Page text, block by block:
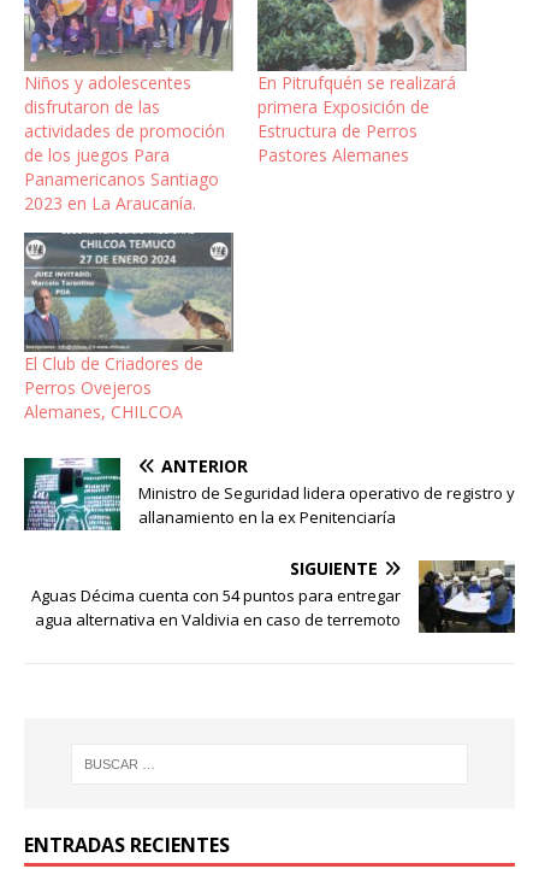
Niños y adolescentes
disfrutaron de las
actividades de promoción
de los juegos Para
Panamericanos Santiago
2023 en La Araucanía.
En Pitrufquén se realizará
primera Exposición de
Estructura de Perros
Pastores Alemanes
El Club de Criadores de
Perros Ovejeros
Alemanes, CHILCOA
ANTERIOR
Ministro de Seguridad lidera operativo de registro y
allanamiento en la ex Penitenciaría
SIGUIENTE
Aguas Décima cuenta con 54 puntos para entregar
agua alternativa en Valdivia en caso de terremoto
ENTRADAS RECIENTES